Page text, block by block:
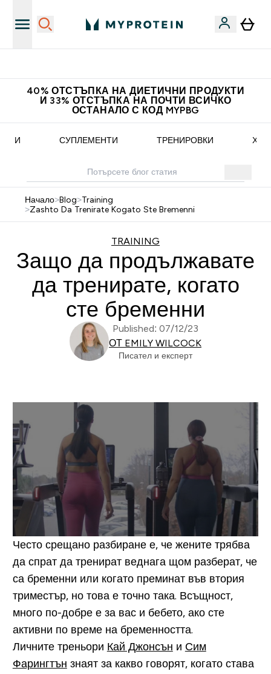
40% ОТСТЪПКА НА ДИЕТИЧНИ ПРОДУКТИ
И 33% ОТСТЪПКА НА ПОЧТИ ВСИЧКО
ОСТАНАЛО С КОД MYPBG
СУПЛЕМЕНТИ ТРЕНИРОВКИ
Начало>Blog>Training
>Zashto Da Trenirate Kogato Ste Bremenni
TRAINING
Защо да продължавате
да тренирате, когато
сте бременни
Published: 07/12/23
ОТ EMILY WILCOCK
Писател и експерт
Често срещано разбиране е, че жените трябва
да спрат да тренират веднага щом разберат, че
са бременни или когато преминат във втория
триместър, но това е точно така. Всъщност,
много по-добре е за вас и бебето, ако сте
активни по време на бременността.
Личните треньори Кай Джонсън и Сим
Фарингтън знаят за какво говорят, когато става